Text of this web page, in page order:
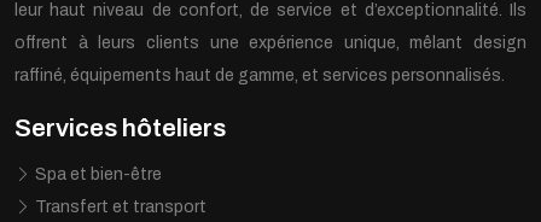
leur haut niveau de confort, de service et d’exceptionnalité. Ils
offrent à leurs clients une expérience unique, mêlant design
raffiné, équipements haut de gamme, et services personnalisés.
Services hôteliers
Spa et bien-être
Transfert et transport